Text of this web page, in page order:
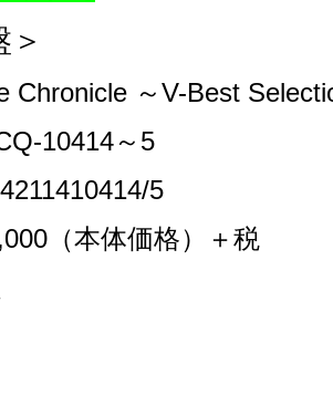
＞
Chronicle ～V-Best
10414～5
5
（本体価格）＋税